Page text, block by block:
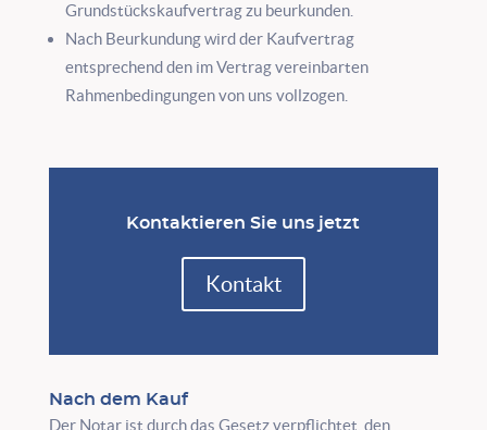
Grundstückskaufvertrag zu beurkunden.
Nach Beurkundung wird der Kaufvertrag
entsprechend den im Vertrag vereinbarten
Rahmenbedingungen von uns vollzogen.
Kontaktieren Sie uns jetzt
Kontakt
Nach dem Kauf
Der Notar ist durch das Gesetz verpflichtet, den